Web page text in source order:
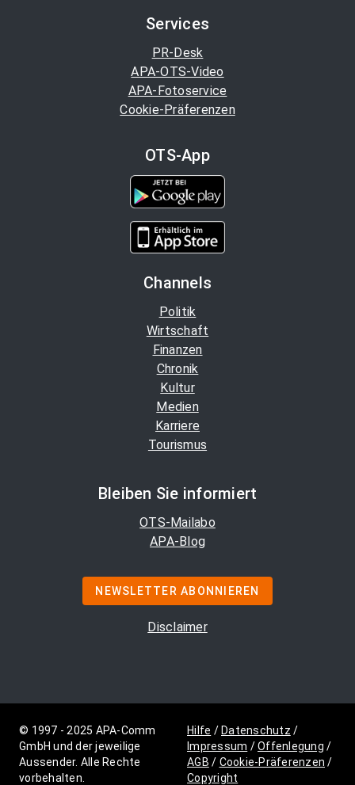
Services
PR-Desk
APA-OTS-Video
APA-Fotoservice
Cookie-Präferenzen
OTS-App
Channels
Politik
Wirtschaft
Finanzen
Chronik
Kultur
Medien
Karriere
Tourismus
Bleiben Sie informiert
OTS-Mailabo
APA-Blog
NEWSLETTER ABONNIEREN
Disclaimer
© 1997 - 2025 APA-Comm
GmbH und der jeweilige
Aussender. Alle Rechte
vorbehalten.
Hilfe / Datenschutz /
Impressum /Offenlegung /
AGB / Cookie-Präferenzen /
Copyright